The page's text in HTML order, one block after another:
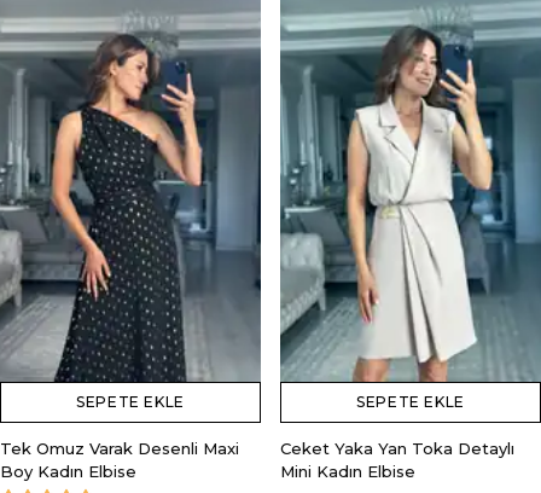
SEPETE EKLE
Tek Omuz Varak Desenli Maxi
Boy Kadın Elbise
SEPETE EKLE
Ceket Yaka Yan Toka Detaylı
Mini Kadın Elbise